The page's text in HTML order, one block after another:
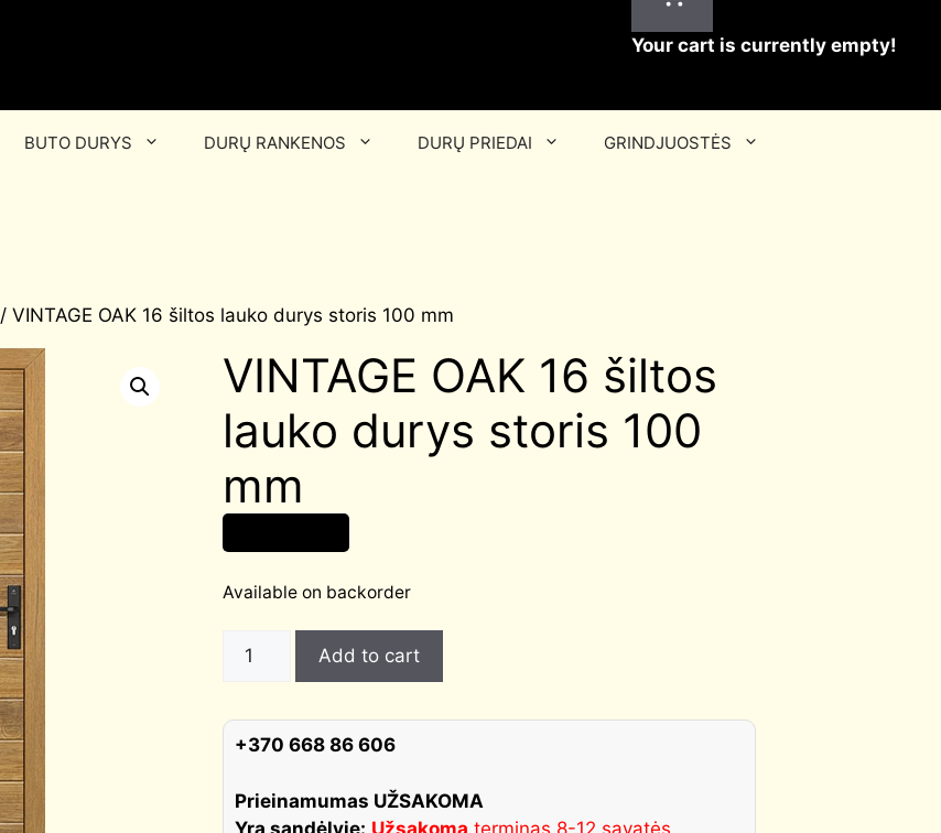
Your cart is currently empty!
BUTO DURYS DURŲ RANKENOS DURŲ PRIEDAI GRINDJUOSTĖS
/ VINTAGE OAK 16 šiltos lauko durys storis 100 mm
VINTAGE OAK 16 šiltos
lauko durys storis 100
mm
Available on backorder
VINTAGE
šiltos
lauko
storis
Add to cart
+370 668 86 606
Prieinamumas UŽSAKOMA
Yra sandėlyje: Užsakoma terminas 8-12 savatės